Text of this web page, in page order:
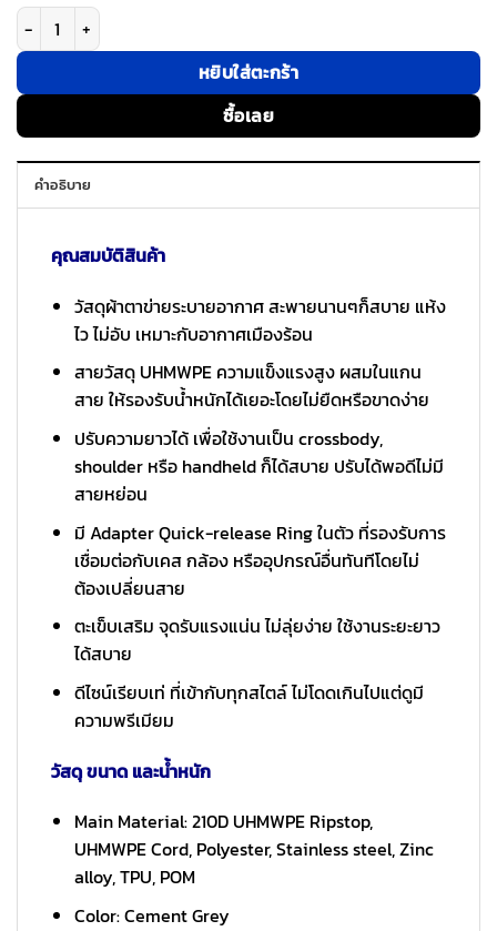
จำนวน Bitplay รุ่น Wander Mesh Strap - สายคล้อง - สี Cement Grey ชิ้น
หยิบใส่ตะกร้า
ซื้อเลย
คำอธิบาย
คุณสมบัติสินค้า
วัสดุผ้าตาข่ายระบายอากาศ สะพายนานๆก็สบาย แห้ง
ไว ไม่อับ เหมาะกับอากาศเมืองร้อน
สายวัสดุ UHMWPE ความแข็งแรงสูง ผสมในแกน
สาย ให้รองรับน้ำหนักได้เยอะโดยไม่ยืดหรือขาดง่าย
ปรับความยาวได้ เพื่อใช้งานเป็น crossbody,
shoulder หรือ handheld ก็ได้สบาย ปรับได้พอดีไม่มี
สายหย่อน
มี Adapter Quick-release Ring ในตัว ที่รองรับการ
เชื่อมต่อกับเคส กล้อง หรืออุปกรณ์อื่นทันทีโดยไม่
ต้องเปลี่ยนสาย
ตะเข็บเสริม จุดรับแรงแน่น ไม่ลุ่ยง่าย ใช้งานระยะยาว
ได้สบาย
ดีไซน์เรียบเท่ ที่เข้ากับทุกสไตล์ ไม่โดดเกินไปแต่ดูมี
ความพรีเมียม
วัสดุ ขนาด และน้ำหนัก
Main Material: 210D UHMWPE Ripstop,
UHMWPE Cord, Polyester, Stainless steel, Zinc
alloy, TPU, POM
Color: Cement Grey